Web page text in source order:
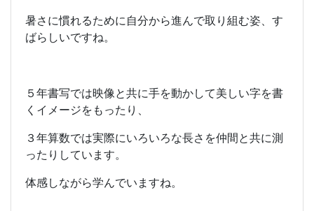
暑さに慣れるために自分から進んで取り組む姿、す
ばらしいですね。
５年書写では映像と共に手を動かして美しい字を書
くイメージをもったり、
３年算数では実際にいろいろな長さを仲間と共に測
ったりしています。
体感しながら学んでいますね。